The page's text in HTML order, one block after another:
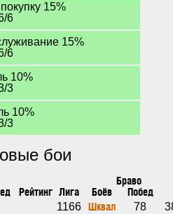
15%
6
15%
6
10%
3
10%
3
бои
Браво
Рейтинг Лига Боёв
Побед
1166 Шквал 78